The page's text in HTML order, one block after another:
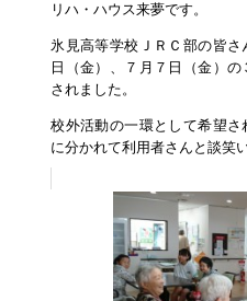
リハ・ハウス来夢です。
氷見高等学校ＪＲＣ部の皆
日（金）、７月７日（金）
されました。
校外活動の一環として希望
に分かれて利用者さんと談笑